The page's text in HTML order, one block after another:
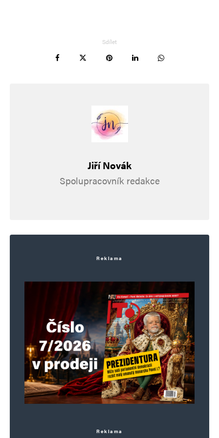
Uložit do prohlížeče jméno, e-mail a webovou stránku pro budoucí
Sdílet
Jiří Novák
Spolupracovník redakce
Reklama
Reklama